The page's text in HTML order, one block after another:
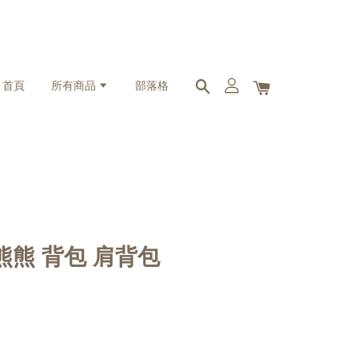
首頁 所有商品 部落格
熊 背包 肩背包